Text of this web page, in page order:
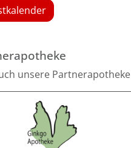
unsere Partnerapotheke